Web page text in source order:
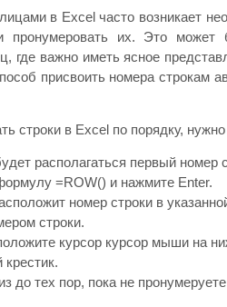
в Excel часто возникает
пронумеровать их. Это может
где важно иметь ясное
присвоить номера строкам
строки в Excel по порядку,
располагаться первый номер
=ROW() и нажмите Enter.
номер строки в
строки.
курсор курсор мыши на
крестик.
до тех пор, пока не